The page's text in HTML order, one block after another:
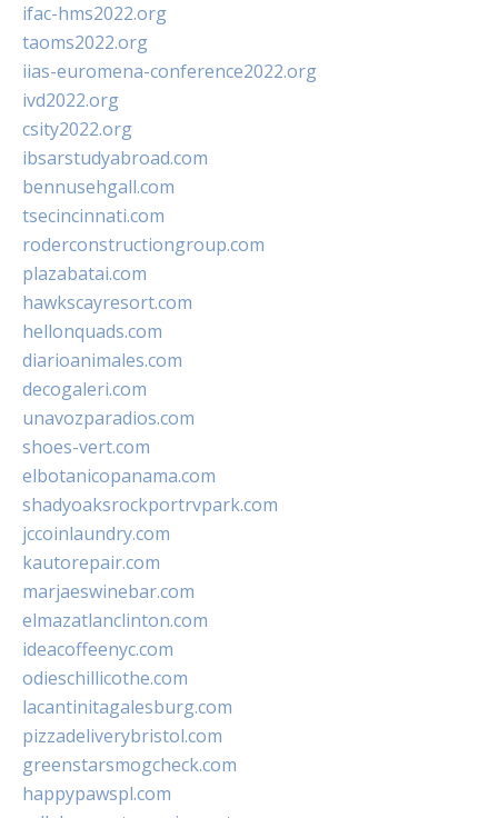
ifac-hms2022.org
taoms2022.org
iias-euromena-conference2022.org
ivd2022.org
csity2022.org
ibsarstudyabroad.com
bennusehgall.com
tsecincinnati.com
roderconstructiongroup.com
plazabatai.com
hawkscayresort.com
hellonquads.com
diarioanimales.com
decogaleri.com
unavozparadios.com
shoes-vert.com
elbotanicopanama.com
shadyoaksrockportrvpark.com
jccoinlaundry.com
kautorepair.com
marjaeswinebar.com
elmazatlanclinton.com
ideacoffeenyc.com
odieschillicothe.com
lacantinitagalesburg.com
pizzadeliverybristol.com
greenstarsmogcheck.com
happypawspl.com